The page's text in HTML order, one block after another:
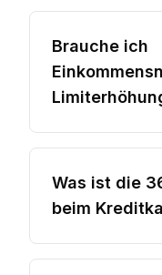
Brauche ich
Was ist die
beim